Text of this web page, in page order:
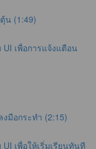
น (1:49)
เพื่อการแจ้งแตือน
งมือกระทำ (2:15)
เพื่อให้เริ่มเรียนทันที